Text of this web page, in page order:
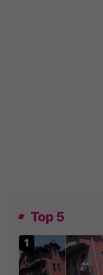
Top 5